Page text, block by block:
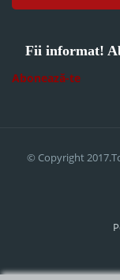
Fii informat!
Abonează-te
© Copyright